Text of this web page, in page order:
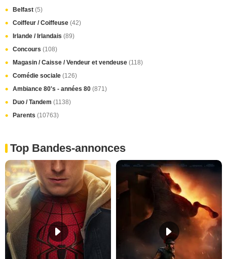
Belfast (5)
Coiffeur / Coiffeuse (42)
Irlande / Irlandais (89)
Concours (108)
Magasin / Caisse / Vendeur et vendeuse (118)
Comédie sociale (126)
Ambiance 80's - années 80 (871)
Duo / Tandem (1138)
Parents (10763)
Top Bandes-annonces